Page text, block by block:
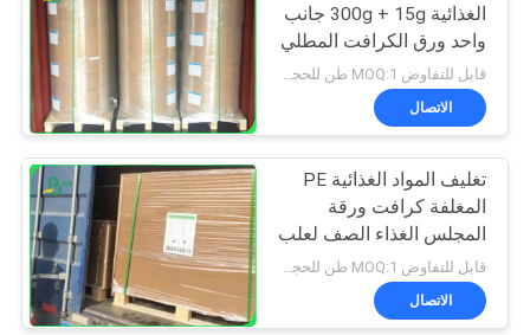
الغذائية 300g + 15g جانب
واحد ورق الكرافت المطلي
بي
قابل للتفاوض MOQ:1 طن للحجم العادي و 10 طن للحجم الخاص
الاتصال
تغليف المواد الغذائية PE
المغلفة كرافت ورقة
المجلس الغذاء الصف لعلب
الوجبات الجاهزة
الاتصال